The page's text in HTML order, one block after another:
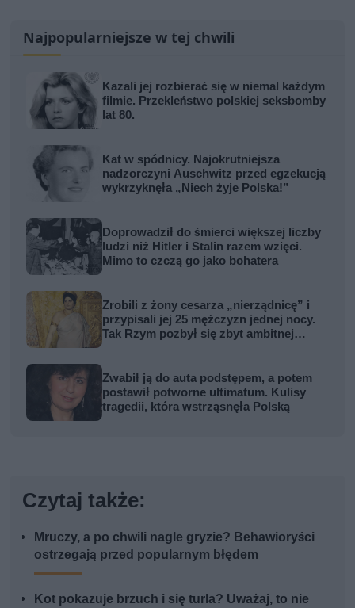
Najpopularniejsze w tej chwili
Kazali jej rozbierać się w niemal każdym
filmie. Przekleństwo polskiej seksbomby
lat 80.
Kat w spódnicy. Najokrutniejsza
nadzorczyni Auschwitz przed egzekucją
wykrzyknęła „Niech żyje Polska!”
Doprowadził do śmierci większej liczby
ludzi niż Hitler i Stalin razem wzięci.
Mimo to czczą go jako bohatera
Zrobili z żony cesarza „nierządnicę” i
przypisali jej 25 mężczyzn jednej nocy.
Tak Rzym pozbył się zbyt ambitnej
Zwabił ją do auta podstępem, a potem
postawił potworne ultimatum. Kulisy
tragedii, która wstrząsnęła Polską
Czytaj także:
Mruczy, a po chwili nagle gryzie? Behawioryści
ostrzegają przed popularnym błędem
Kot pokazuje brzuch i się turla? Uważaj, to nie